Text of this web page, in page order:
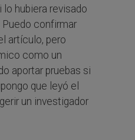
hubiera revisado
Puedo confirmar
artículo, pero
como un
aportar pruebas si
que leyó el
un investigador